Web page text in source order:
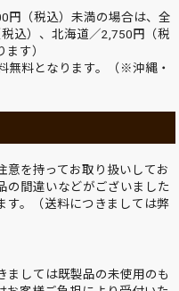
円（税込）未満の場合は、全
込）、北海道／2,750円（税
す）
無料となります。（※沖縄・
意を持ってお取り扱いしてお
の間違いなどがございました
す。（送料につきましては弊
ましては既製品の未使用のも